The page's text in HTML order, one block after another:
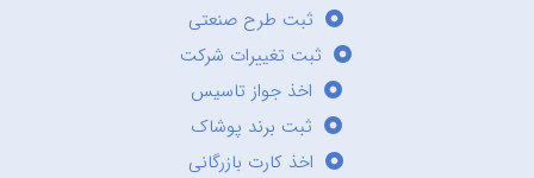
ثبت طرح صنعتی
ثبت تغییرات شرکت
اخذ جواز تاسیس
ثبت برند پوشاک
اخذ کارت بازرگانی